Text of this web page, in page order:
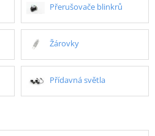
Přerušovače blinkrů
Žárovky
Přídavná světla